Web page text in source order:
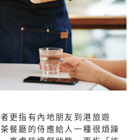
更指有內地朋友到港旅遊
餐廳的侍應給人一種很煩躁